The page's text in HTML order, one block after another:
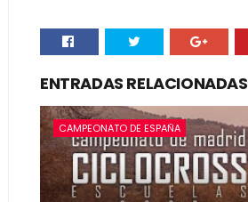
ENTRADAS RELACIONADAS
CAMPEONATO DE ESPAÑA